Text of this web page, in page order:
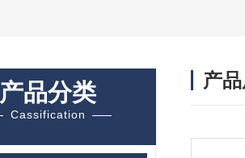
产品分类
Cassification
产